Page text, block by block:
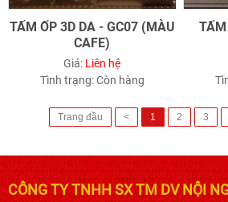
TẤM ỐP 3D DA - GC07 (MÀU
CAFE)
Giá: Liên hệ
Tình trạng:Còn hàng
TẤM
Trang đầu < 1 2 3
CÔNG TY TNHH SX TM DV NỘI